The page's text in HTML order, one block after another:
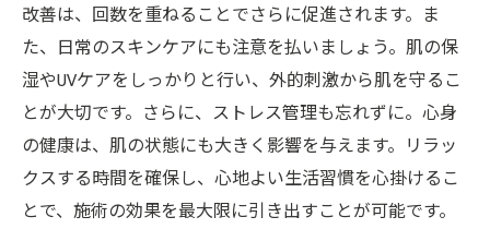
改善は、回数を重ねることでさらに促進されます。ま
た、日常のスキンケアにも注意を払いましょう。肌の保
湿やUVケアをしっかりと行い、外的刺激から肌を守るこ
とが大切です。さらに、ストレス管理も忘れずに。心身
の健康は、肌の状態にも大きく影響を与えます。リラッ
クスする時間を確保し、心地よい生活習慣を心掛けるこ
とで、施術の効果を最大限に引き出すことが可能です。